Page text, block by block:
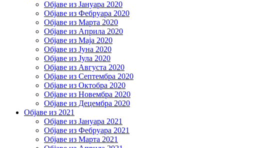
Објаве из Јануара 2020
Објаве из Фебруара 2020
Објаве из Марта 2020
Објаве из Априла 2020
Објаве из Маја 2020
Објаве из Јуна 2020
Објаве из Јула 2020
Објаве из Августа 2020
Објаве из Септембра 2020
Објаве из Октобра 2020
Објаве из Новембра 2020
Објаве из Децембра 2020
Објаве из 2021
Објаве из Јануара 2021
Објаве из Фебруара 2021
Објаве из Марта 2021